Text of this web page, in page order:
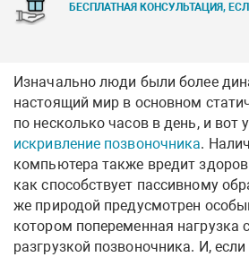
БЕСПЛАТНАЯ КОНСУЛЬТАЦИЯ,
Изначально люди были более
настоящий мир в основном
по несколько часов в день, и вот
искривление позвоночника.
компьютера также вредит
как способствует пассивному
же природой предусмотрен
котором попеременная нагрузка
разгрузкой позвоночника. И,